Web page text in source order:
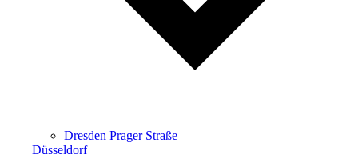
Dresden Prager Straße
Düsseldorf